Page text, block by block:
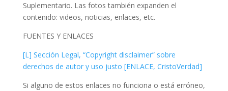
Suplementario. Las fotos también expanden el
contenido: videos, noticias, enlaces, etc.
FUENTES Y ENLACES
[L] Sección Legal, “Copyright disclaimer” sobre
derechos de autor y uso justo [ENLACE, CristoVerdad]
Si alguno de estos enlaces no funciona o está erróneo,